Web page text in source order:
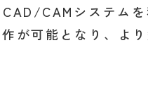
CAMシステム
が可能となり、よ